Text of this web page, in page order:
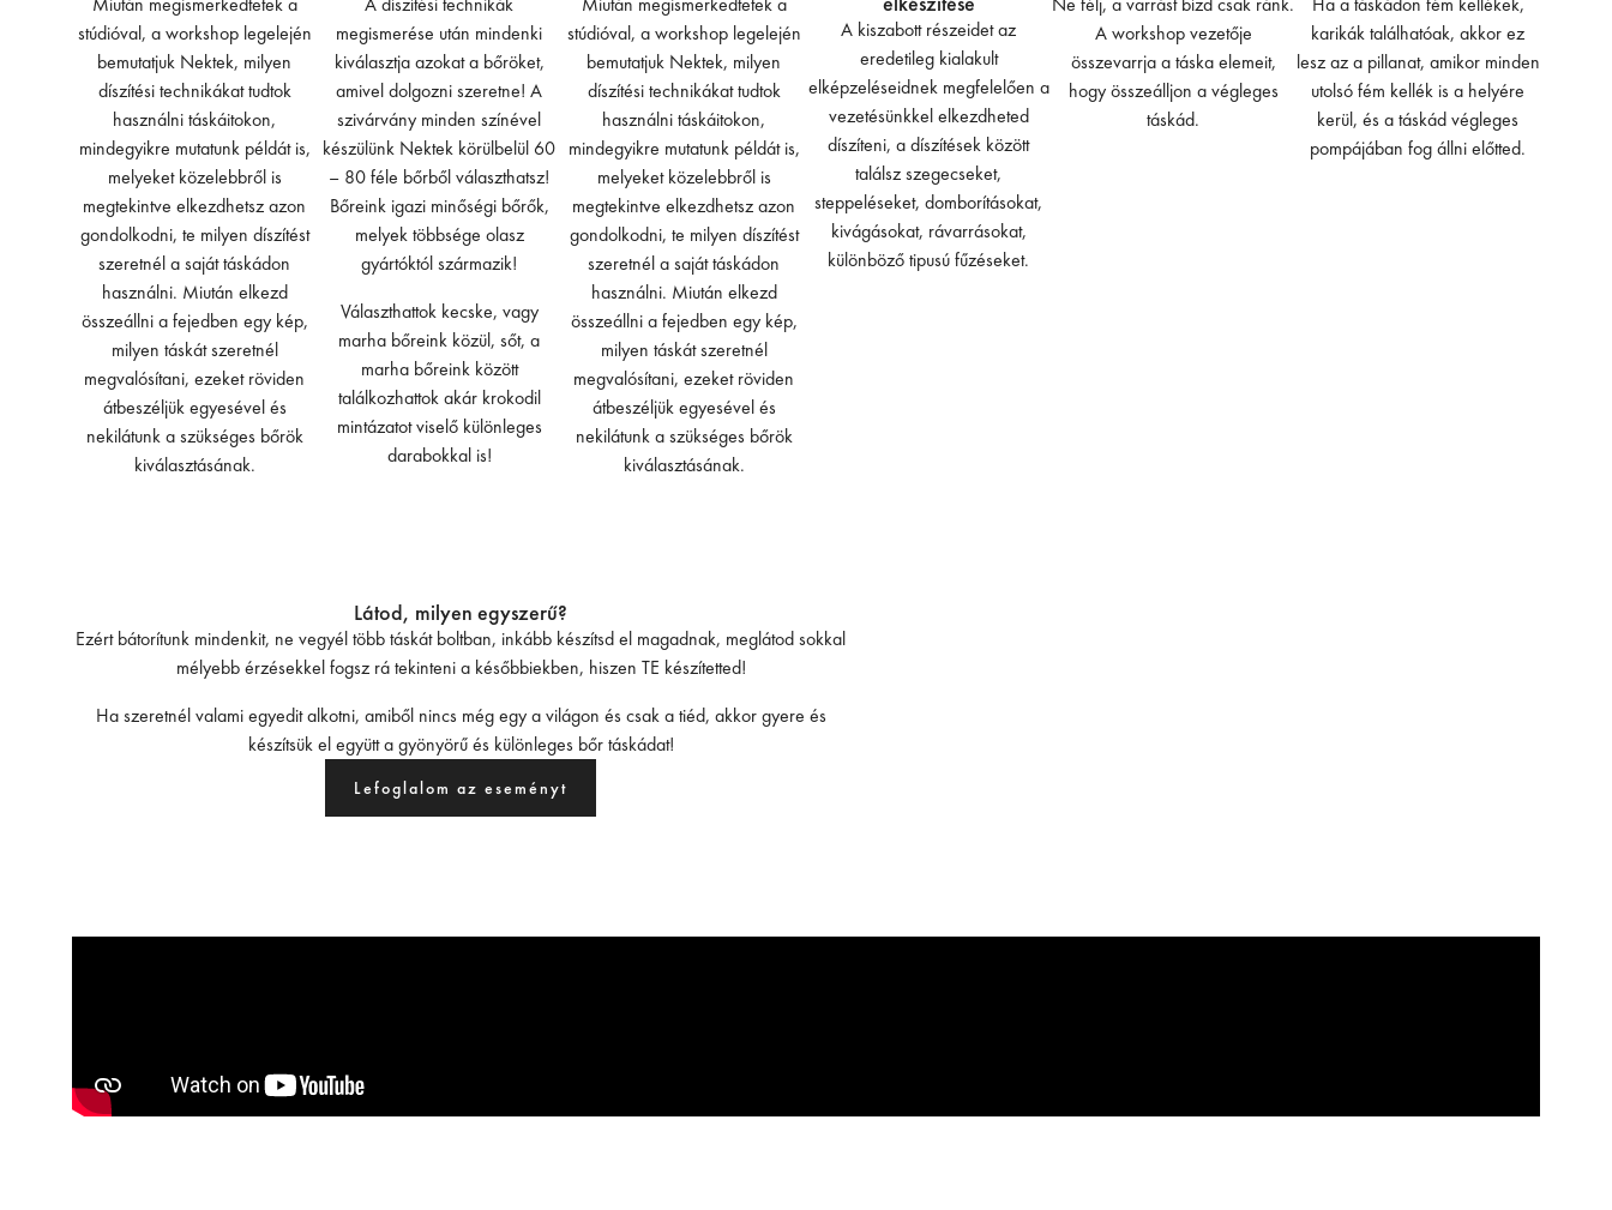
stúdióval, a workshop legelején
bemutatjuk Nektek, milyen
díszítési technikákat tudtok
használni táskáitokon,
mindegyikre mutatunk példát is,
melyeket közelebbről is
megtekintve elkezdhetsz azon
gondolkodni, te milyen díszítést
szeretnél a saját táskádon
használni. Miután elkezd
összeállni a fejedben egy kép,
milyen táskát szeretnél
megvalósítani, ezeket röviden
átbeszéljük egyesével és
nekilátunk a szükséges bőrök
kiválasztásának.
megismerése után mindenki
kiválasztja azokat a bőröket,
amivel dolgozni szeretne! A
szivárvány minden színével
készülünk Nektek körülbelül 60
– 80 féle bőrből választhatsz!
Bőreink igazi minőségi bőrők,
melyek többsége olasz
gyártóktól származik!
Választhattok kecske, vagy
marha bőreink közül, sőt, a
marha bőreink között
találkozhattok akár krokodil
mintázatot viselő különleges
darabokkal is!
stúdióval, a workshop legelején
bemutatjuk Nektek, milyen
díszítési technikákat tudtok
használni táskáitokon,
mindegyikre mutatunk példát is,
melyeket közelebbről is
megtekintve elkezdhetsz azon
gondolkodni, te milyen díszítést
szeretnél a saját táskádon
használni. Miután elkezd
összeállni a fejedben egy kép,
milyen táskát szeretnél
megvalósítani, ezeket röviden
átbeszéljük egyesével és
nekilátunk a szükséges bőrök
kiválasztásának.
A kiszabott részeidet az
eredetileg kialakult
elképzeléseidnek megfelelően a
vezetésünkkel elkezdheted
díszíteni, a díszítések között
találsz szegecseket,
steppeléseket, domborításokat,
kivágásokat, rávarrásokat,
különböző tipusú fűzéseket.
A workshop vezetője
összevarrja a táska elemeit,
hogy összeálljon a végleges
táskád.
karikák találhatóak, akkor ez
lesz az a pillanat, amikor minden
utolsó fém kellék is a helyére
kerül, és a táskád végleges
pompájában fog állni előtted.
Látod, milyen egyszerű?
Ezért bátorítunk mindenkit, ne vegyél több táskát boltban, inkább készítsd el magadnak, meglátod sokkal
mélyebb érzésekkel fogsz rá tekinteni a későbbiekben, hiszen TE készítetted!
Ha szeretnél valami egyedit alkotni, amiből nincs még egy a világon és csak a tiéd, akkor gyere és
készítsük el együtt a gyönyörű és különleges bőr táskádat!
Lefoglalom az eseményt